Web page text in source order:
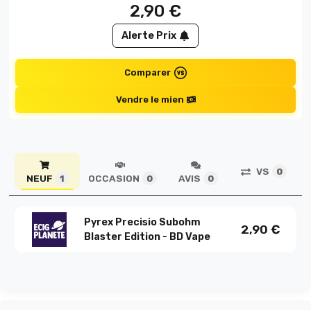
2,90 €
Alerte Prix
Comparer
Vendre le mien
NEUF 1 OCCASION 0 AVIS 0
VS 0
Pyrex Precisio Subohm
Blaster Edition - BD Vape
2,90 €